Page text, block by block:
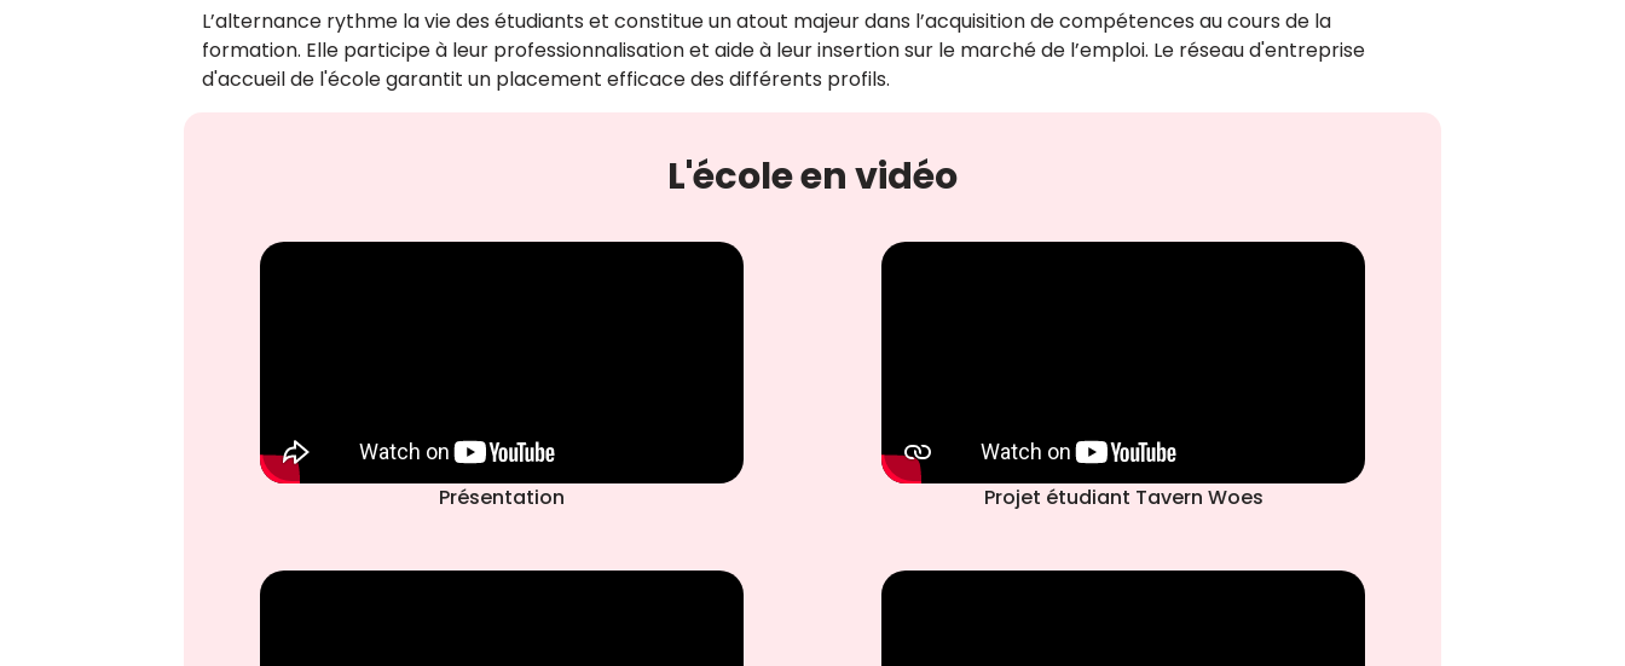
L’alternance rythme la vie des étudiants et constitue un atout majeur dans l’acquisition de compétences au cours de la
formation. Elle participe à leur professionnalisation et aide à leur insertion sur le marché de l’emploi. Le réseau d'entreprise
d'accueil de l'école garantit un placement efficace des différents profils.
L'école en vidéo
Présentation Projet étudiant Tavern Woes